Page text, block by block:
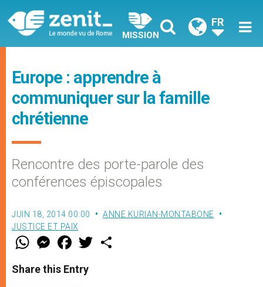
MISSION
FR
Europe : apprendre à
communiquer sur la famille
chrétienne
Rencontre des porte-parole des
conférences épiscopales
JUIN 18, 2014 00:00
ANNE KURIAN-MONTABONE
JUSTICE ET PAIX
W
t
s
M
e
s
e
F
a
e
b
w
Share this Entry